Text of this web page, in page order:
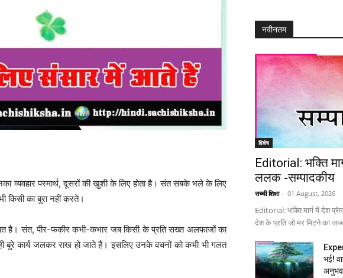
व्यवहार परमार्थ, दूसरों की खुशी के लिए होता है। संत सबके भले के लिए
किसी का बुरा नहीं करते।
है। संत, पीर-फकीर कभी-कभार जब किसी के प्रति सख्त अलफाजों का
बुरे कार्य जलकर राख हो जाते हैं। इसलिए उनके वचनों को कभी भी गलत
नवीनतम
विशेष
Editorial: भक्ति
ललक -सम्पादकीय
सच्ची शिक्षा - 01 August, 2026
Editorial: भक्ति मार्ग में देश
देश के प्रति जो मर मिटने का
भई!
अनुभव